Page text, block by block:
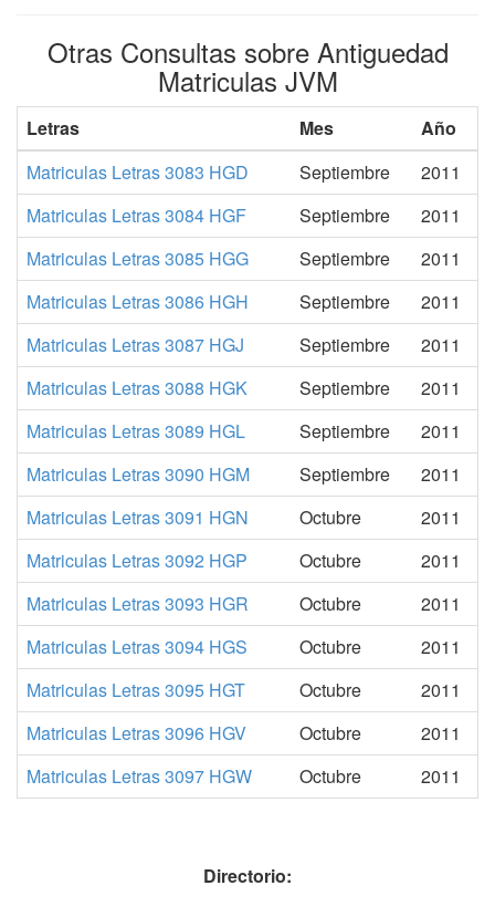
Otras Consultas sobre Antiguedad
Matriculas JVM
Letras Mes
Año
Matriculas Letras 3083 HGD
Septiembre
2011
Matriculas Letras 3084 HGF
Septiembre
2011
Matriculas Letras 3085 HGG
Septiembre
2011
Matriculas Letras 3086 HGH
Septiembre
2011
Matriculas Letras 3087 HGJ
Septiembre
2011
Matriculas Letras 3088 HGK
Septiembre
2011
Matriculas Letras 3089 HGL
Septiembre
2011
Matriculas Letras 3090 HGM
Septiembre
2011
Matriculas Letras 3091 HGN
Octubre
2011
Matriculas Letras 3092 HGP
Octubre
2011
Matriculas Letras 3093 HGR
Octubre
2011
Matriculas Letras 3094 HGS
Octubre
2011
Matriculas Letras 3095 HGT
Octubre
2011
Matriculas Letras 3096 HGV
Octubre
2011
Matriculas Letras 3097 HGW
Octubre 2011
Directorio: